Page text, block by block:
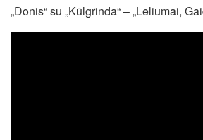
„Donis“ su „Kūlgrinda“ – „Leliumai,